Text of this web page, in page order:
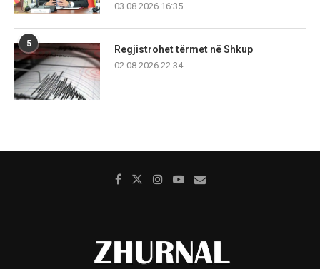
03.08.2026 16:35
5
Regjistrohet tërmet në Shkup
02.08.2026 22:34